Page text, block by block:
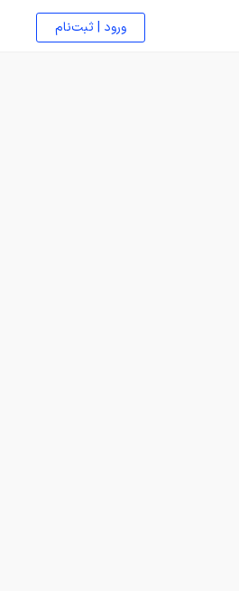
ورود | ثبت‌نام